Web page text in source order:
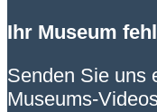
Ihr Museum
Senden Sie uns
Museums-